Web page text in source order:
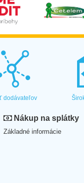
dodávateľov
Nákup na splátky
Základné informácie